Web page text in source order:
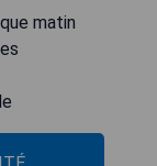
matin